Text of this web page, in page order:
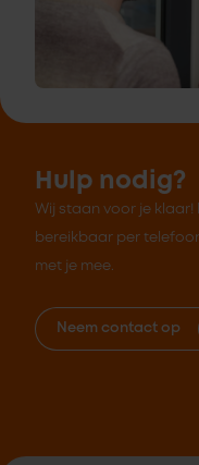
Hulp nodig?
Wij staan voor je klaar!
bereikbaar per
met je mee.
Neem contact op